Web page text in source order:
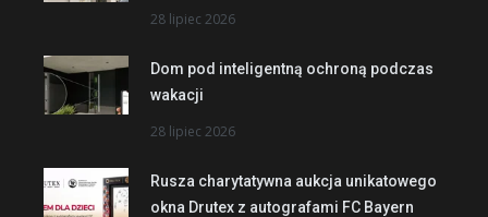
28 lipiec 2026
Dom pod inteligentną ochroną podczas
wakacji
28 lipiec 2026
Rusza charytatywna aukcja unikatowego
okna Drutex z autografami FC Bayern